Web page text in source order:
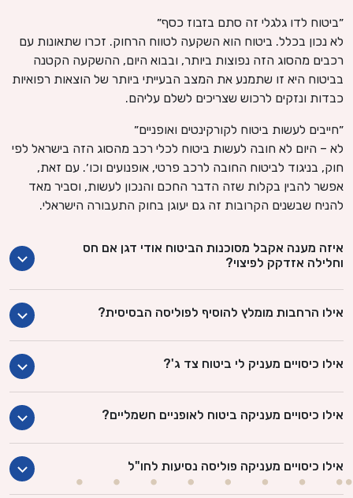
״ביטוח לדו גלגלי זה סתם בזבוז כסף״
לא נכון בכלל. ביטוח הוא השקעה לטווח הרחוק. זכרו שתאונות עם
רכבים מהסוג הזה נפוצות ביותר, ובבוא היום, ההשקעה הקטנה
בביטוח היא זו שתמנע את המצב הבעייתי ביותר של הוצאות רפואיות
כבדות ונזקים לרכוש שצריכים לשלם עליהם.
״חייבים לעשות ביטוח לקורקינטים ואופניים״
לא – היום לא חובה לעשות ביטוח לכלי רכב מהסוג הזה בישראל לפי
חוק, בניגוד לביטוח החובה לרכב פרטי, אופנועים וכו׳. עם זאת,
אפשר להבין בקלות שזה הדבר החכם והנכון לעשות, וסביר מאד
להניח שבשנים הקרובות זה גם יעוגן בחוק התעבורה הישראלי.
איזה מענה אקבל מסוכנות הביטוח אודי דגן אם חס
וחלילה אזדקק לפיצוי?
אילו הרחבות מומלץ להוסיף לפוליסה הבסיסית?
אילו כיסויים מעניק לי ביטוח צד ג'?
אילו כיסויים מעניקה ביטוח לאופניים חשמליים?
אילו כיסויים מעניקה פוליסה נסיעות לחו"ל